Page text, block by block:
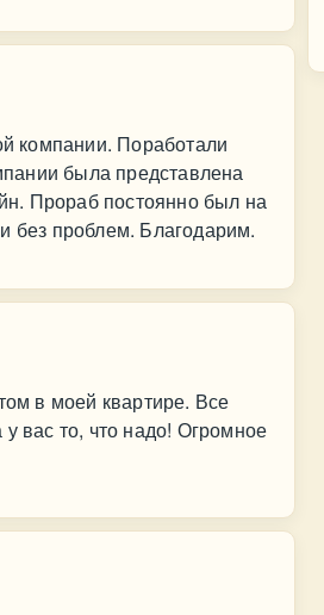
компании. Поработали
была представлена
Прораб постоянно был на
без проблем. Благодарим.
в моей квартире. Все
вас то, что надо! Огромное